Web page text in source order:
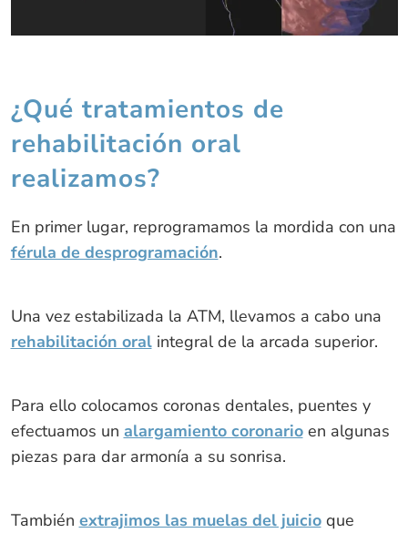
¿Qué tratamientos de
rehabilitación oral
realizamos?
En primer lugar, reprogramamos la mordida con una
férula de desprogramación.
Una vez estabilizada la ATM, llevamos a cabo una
rehabilitación oralintegral de la arcada superior.
Para ello colocamos coronas dentales, puentes y
efectuamos un alargamiento coronarioen algunas
piezas para dar armonía a su sonrisa.
También extrajimos las muelas del juicioque